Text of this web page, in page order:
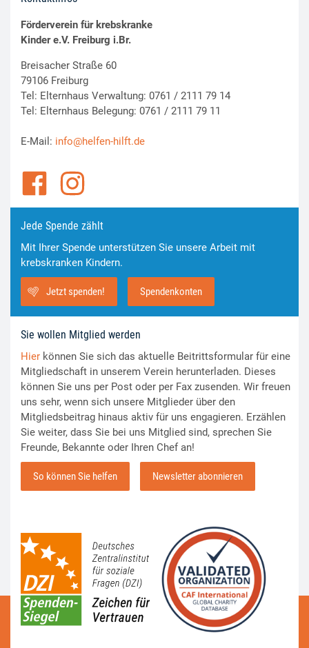
Förderverein für krebskranke
Kinder e.V. Freiburg i.Br.
Breisacher Straße 60
79106 Freiburg
Tel: Elternhaus Verwaltung: 0761 / 2111 79 14
Tel: Elternhaus Belegung: 0761 / 2111 79 11
E-Mail: info@helfen-hilft.de
Jede Spende zählt
Mit Ihrer Spende unterstützen Sie unsere Arbeit mit
krebskranken Kindern.
Jetzt spenden! Spendenkonten
Sie wollen Mitglied werden
Hier können Sie sich das aktuelle Beitrittsformular für eine
Mitgliedschaft in unserem Verein herunterladen. Dieses
können Sie uns per Post oder per Fax zusenden. Wir freuen
uns sehr, wenn sich unsere Mitglieder über den
Mitgliedsbeitrag hinaus aktiv für uns engagieren. Erzählen
Sie weiter, dass Sie bei uns Mitglied sind, sprechen Sie
Freunde, Bekannte oder Ihren Chef an!
So können Sie helfen Newsletter abonnieren